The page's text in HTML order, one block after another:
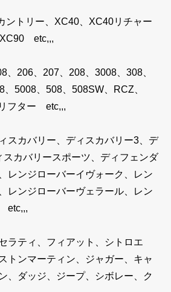
ントリー、XC40、XC40リチャー
XC90 etc,,,
、206、207、208、3008、308、
5008、508、508SW、RCZ、
フター etc,,,
スカバリー、ディスカバリー3、デ
スカバリースポーツ、ディフェンダ
レンジローバーイヴォーク、レン
レンジローバーヴェラール、レン
etc,,,
ラティ、フィアット、シトロエ
トンマーティン、ジャガー、キャ
、ダッジ、ジープ、シボレー、ク